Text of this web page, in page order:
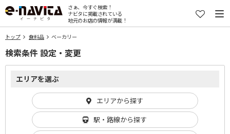
さぁ、今すぐ検索！
ナビタに掲載されている
地元のお店の情報が満載！
トップ 食料品 ベーカリー
検索条件 設定・変更
エリアを選ぶ
エリアから探す
駅・路線から探す